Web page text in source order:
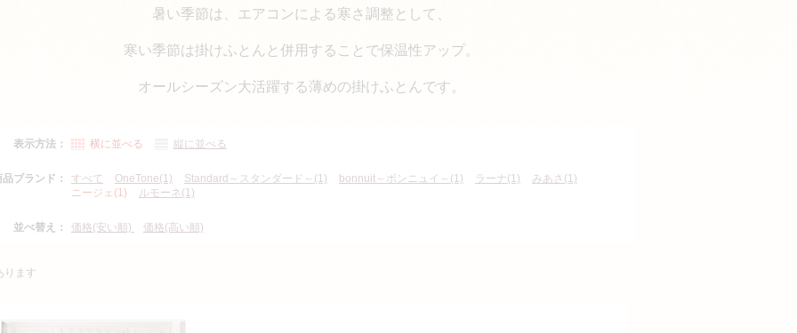
暑い季節は、エアコンによる寒さ調整として、
寒い季節は掛けふとんと併用することで保温性アップ。
オールシーズン大活躍する薄めの掛けふとんです。
表示方法： 横に並べる 縦に並べる
品ブランド： すべて OneTone(1) Standard～スタンダード～(1) bonnuit～ボンニュイ～(1) ラーナ(1)
みあさ(1)
ニージェ(1)
ルモーネ(1)
並べ替え： 価格(安い順) 価格(高い順)
ります